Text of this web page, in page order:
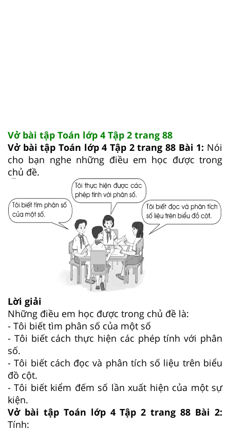
Vở bài tập Toán lớp 4 Tập 2 trang 88
Vở bài tập Toán lớp 4 Tập 2 trang 88 Bài 1: Nói
cho bạn nghe những điều em học được trong
chủ đề.
Lời giải
Những điều em học được trong chủ đề là:
- Tôi biết tìm phân số của một số
- Tôi biết cách thực hiện các phép tính với phân
số.
- Tôi biết cách đọc và phân tích số liệu trên biểu
đồ cột.
- Tôi biết kiểm đếm số lần xuất hiện của một sự
kiện.
Vở bài tập Toán lớp 4 Tập 2 trang 88 Bài 2:
Tính: